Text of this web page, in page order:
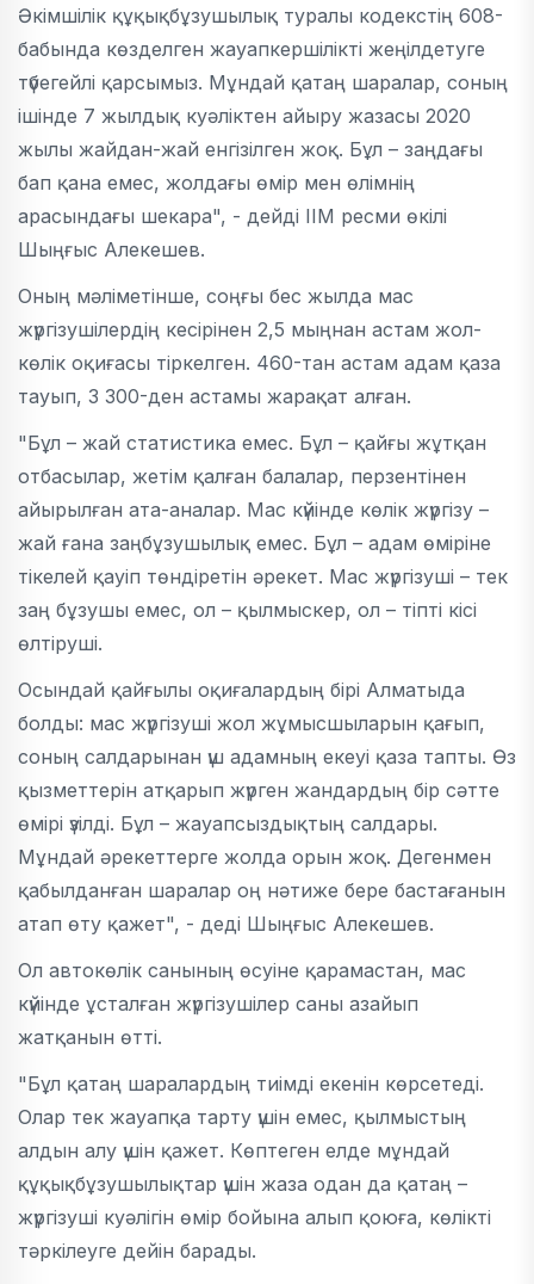
Әкімшілік құқықбұзушылық туралы кодекстің 608-
бабында көзделген жауапкершілікті жеңілдетуге
түбегейлі қарсымыз. Мұндай қатаң шаралар, соның
ішінде 7 жылдық куәліктен айыру жазасы 2020
жылы жайдан-жай енгізілген жоқ. Бұл – заңдағы
бап қана емес, жолдағы өмір мен өлімнің
арасындағы шекара", - дейді ІІМ ресми өкілі
Шыңғыс Алекешев.
Оның мәліметінше, соңғы бес жылда мас
жүргізушілердің кесірінен 2,5 мыңнан астам жол-
көлік оқиғасы тіркелген. 460-тан астам адам қаза
тауып, 3 300-ден астамы жарақат алған.
"Бұл – жай статистика емес. Бұл – қайғы жұтқан
отбасылар, жетім қалған балалар, перзентінен
айырылған ата-аналар. Мас күйінде көлік жүргізу –
жай ғана заңбұзушылық емес. Бұл – адам өміріне
тікелей қауіп төндіретін әрекет. Мас жүргізуші – тек
заң бұзушы емес, ол – қылмыскер, ол – тіпті кісі
өлтіруші.
Осындай қайғылы оқиғалардың бірі Алматыда
болды: мас жүргізуші жол жұмысшыларын қағып,
соның салдарынан үш адамның екеуі қаза тапты. Өз
қызметтерін атқарып жүрген жандардың бір сәтте
өмірі үзілді. Бұл – жауапсыздықтың салдары.
Мұндай әрекеттерге жолда орын жоқ. Дегенмен
қабылданған шаралар оң нәтиже бере бастағанын
атап өту қажет", - деді Шыңғыс Алекешев.
Ол автокөлік санының өсуіне қарамастан, мас
күйінде ұсталған жүргізушілер саны азайып
жатқанын өтті.
"Бұл қатаң шаралардың тиімді екенін көрсетеді.
Олар тек жауапқа тарту үшін емес, қылмыстың
алдын алу үшін қажет. Көптеген елде мұндай
құқықбұзушылықтар үшін жаза одан да қатаң –
жүргізуші куәлігін өмір бойына алып қоюға, көлікті
тәркілеуге дейін барады.